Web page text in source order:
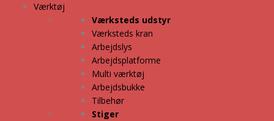
Værktøj
Værksteds udstyr
Værksteds kran
Arbejdslys
Arbejdsplatforme
Multi værktøj
Arbejdsbukke
Tilbehør
Stiger